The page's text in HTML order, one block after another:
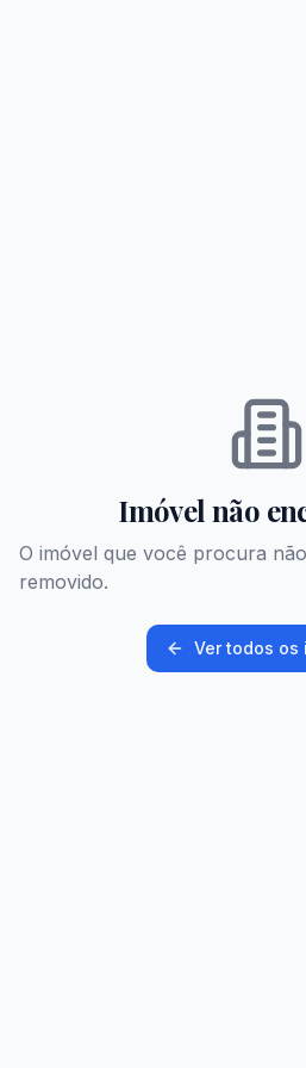
Imóvel não
O imóvel que você procura
removido.
Ver todos os